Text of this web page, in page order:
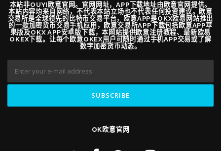
本站非OUYI欧意官网。官网网址，APP下载地址由欧意官网提供。
本站内容均来自网络，不代表本站立场也不代表任何投资建议。欧意
交易所是全球领先的比特币交易平台，欧意APP是OKX欧易网站推出
的一款加密货币交易手机应用，欧意交易所APP下载包括欧意APP苹
果版及OKX APP安卓版下载，本网站提供欧意注册教程、最新欧易
OKEX下载。让每个欧意OKEX用户可随时通过手机APP交易或了解
数字加密货币动态。
OK欧意官网